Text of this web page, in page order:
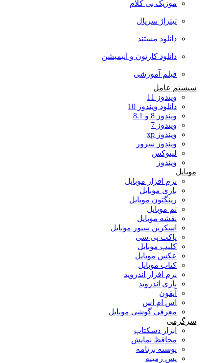
موزیک بی کلام
تیتراژ سریال
دانلود مستند
دانلود کارتون و انیمیشن
فیلم آموزشی
سیستم عامل
ویندوز 11
دانلود ویندوز 10
ویندوز 8 و 8.1
ویندوز 7
ویندوز xp
ویندوز سرور
لینوکس
ویندوز
موبایل
نرم افزار موبایل
بازی موبایل
رینگتون موبایل
تم موبایل
نقشه موبایل
اسکرین سیور موبایل
پاکت پی سی
کلیپ موبایل
عکس موبایل
کتاب موبایل
نرم افزار اندروید
بازی اندروید
آیفون
اس ام اس
معرفی گوشی موبایل
سرگرمی
ابزار دسکتاپ
محافظ نمایش
پوسته برنامه
پس زمینه